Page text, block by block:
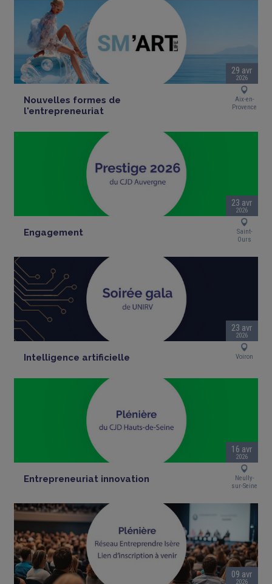
29 avr
2026
Nouvelles formes de
l'entrepreneuriat
Aix-en-
Provence
23 avr
2026
Engagement
Saint-
Ours
23 avr
2026
Intelligence artificielle Voiron
16 avr
2026
Entrepreneuriat innovation
Neully-
sur-Seine
09 avr
2026